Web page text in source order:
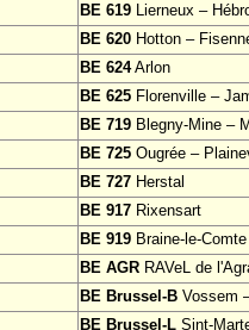
BE 619 Lierneux –
BE 620 Hotton –
BE 624Arlon
BE 625 Florenville –
BE 719 Blegny-Mine –
BE 725 Ougrée –
BE 727 Herstal
BE 917 Rixensart
BE 919 Braine-le-
BE AGR RAVeL de
BE Brussel-B Vossem
BE Brussel-L Sint-